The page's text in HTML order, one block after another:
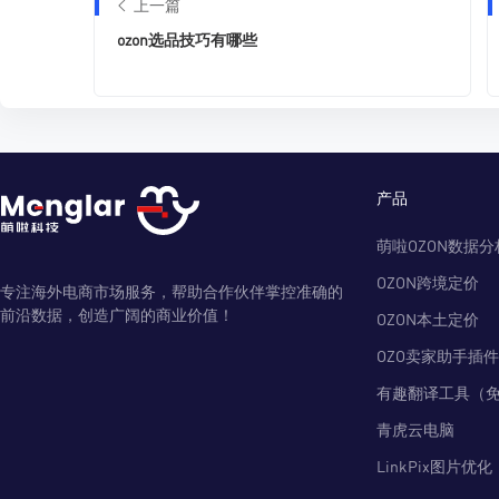
上一篇
ozon选品技巧有哪些
专注海外电商市场服务，帮助合作伙伴掌控准确的
前沿数据，创造广阔的商业价值！
产品
萌啦OZON数据分
OZON跨境定价
OZON本土定价
OZO卖家助手插件
有趣翻译工具（
青虎云电脑
LinkPix图片优化